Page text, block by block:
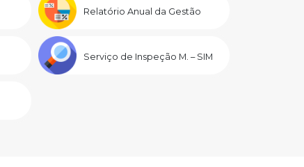
Relatório Anual da Gestão
Serviço de Inspeção M. – SIM